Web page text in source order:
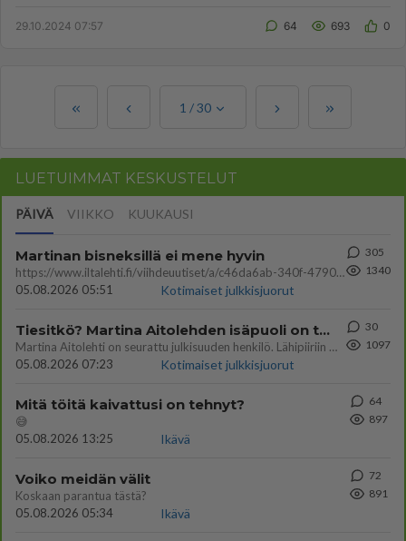
29.10.2024 07:57 64 693 0
1 /30
LUETUIMMAT KESKUSTELUT
PÄIVÄ VIIKKO KUUKAUSI
Martinan bisneksillä ei mene hyvin
https://www.iltalehti.fi/viihdeuutiset/a/c46da6ab-340f-4790-aaa7-0865eed2336 Yrityksen konkurssihakemus on tullut kärä
05.08.2026 05:51
Kotimaiset julkkisjuorut
305
1340
Tiesitkö? Martina Aitolehden isäpuoli on tämä suosittu laulaja
Martina Aitolehti on seurattu julkisuuden henkilö. Lähipiiriin mahtuu muitakin tunnettuja henkilöitä. Tiesitkö, että Ma
05.08.2026 07:23
Kotimaiset julkkisjuorut
30
1097
Mitä töitä kaivattusi on tehnyt?
😅
05.08.2026 13:25
Ikävä
64
897
Voiko meidän välit
Koskaan parantua tästä?
05.08.2026 05:34
Ikävä
72
891